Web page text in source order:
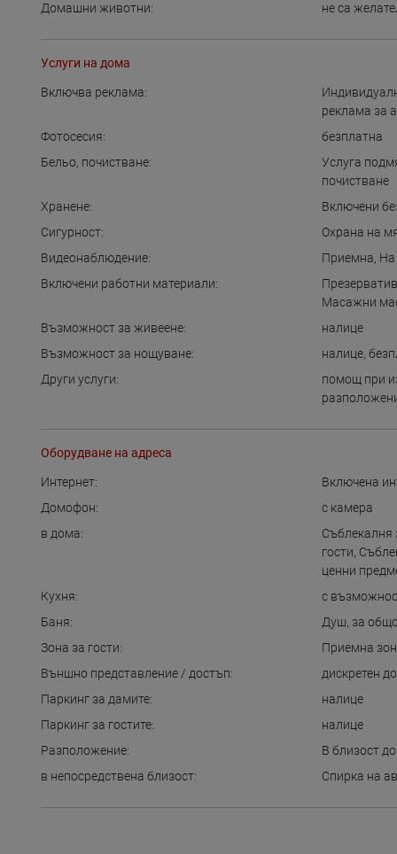
Домашни животни:
не са
Услуги на дома
Включва реклама:
реклама за
Фотосесия:
безплатна
Бельо, почистване:
Услуга
почистване
Хранене:
Включени
Сигурност:
Охрана на
Видеонаблюдение:
Приемна, На
Включени работни материали:
Масажни
Възможност за живеене:
налице
Възможност за нощуване:
налице,
Други услуги:
помощ при
Оборудване на адреса
Интернет: Включена
Домофон:
с камера
в дома:
Съблекалня
гости,
ценни
Кухня:
с
Баня:
Душ, за
Зона за гости:
Приемна
Външно представление / достъп:
дискретен
Паркинг за дамите:
налице
Паркинг за гостите:
налице
Разположение:
В близост
в непосредствена близост:
Спирка на